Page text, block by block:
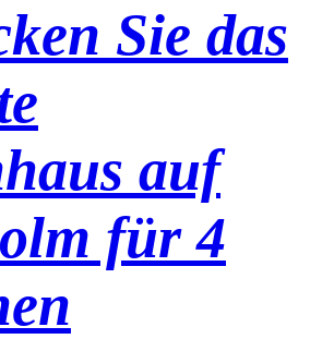
Sie das
auf
für 4